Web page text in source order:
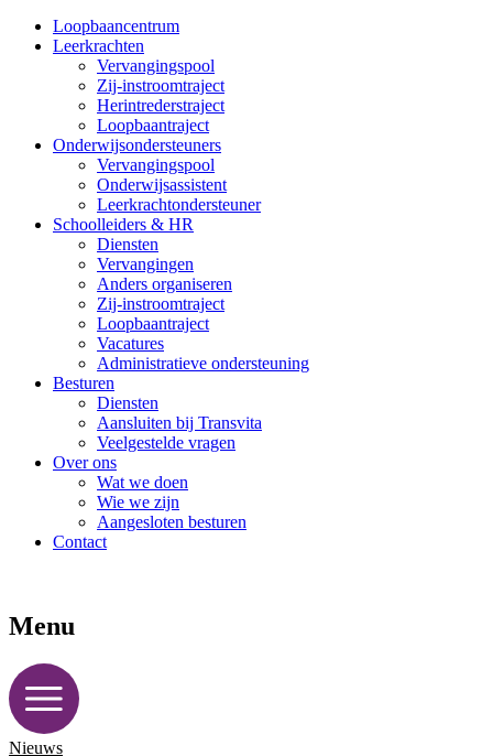
Loopbaancentrum
Leerkrachten
Vervangingspool
Zij-instroomtraject
Herintrederstraject
Loopbaantraject
Onderwijsondersteuners
Vervangingspool
Onderwijsassistent
Leerkrachtondersteuner
Schoolleiders & HR
Diensten
Vervangingen
Anders organiseren
Zij-instroomtraject
Loopbaantraject
Vacatures
Administratieve ondersteuning
Besturen
Diensten
Aansluiten bij Transvita
Veelgestelde vragen
Over ons
Wat we doen
Wie we zijn
Aangesloten besturen
Contact
Menu
Nieuws